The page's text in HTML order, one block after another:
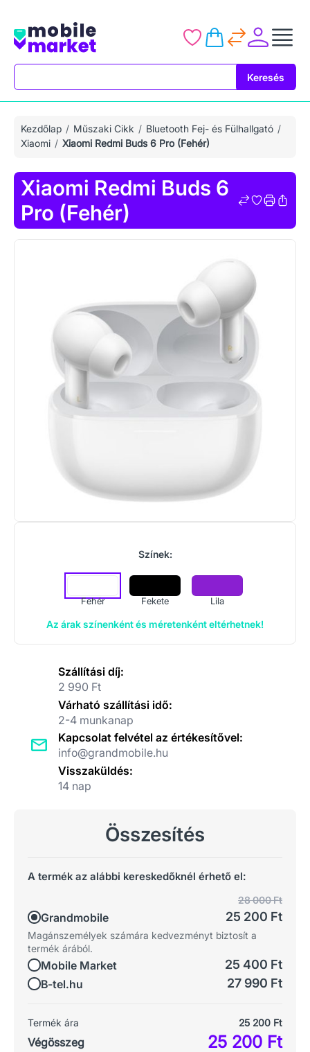
Keresés
Kezdőlap Műszaki Cikk
Bluetooth Fej- és Fülhallgató
Xiaomi
Xiaomi Redmi Buds 6 Pro (Fehér)
Xiaomi Redmi Buds 6
Pro (Fehér)
Színek:
Fehér Fekete Lila
Az árak színenként és méretenként eltérhetnek!
Szállítási díj:
2 990 Ft
Várható szállítási idő:
2-4 munkanap
Kapcsolat felvétel az értékesítővel:
info@grandmobile.hu
Visszaküldés:
14 nap
Összesítés
A termék az alábbi kereskedőknél érhető el:
Grandmobile
28 000 Ft
25 200 Ft
Magánszemélyek számára kedvezményt biztosít a
termék árából.
Mobile Market 25 400 Ft
B-tel.hu 27 990 Ft
Termék ára 25 200 Ft
Végösszeg 25 200 Ft